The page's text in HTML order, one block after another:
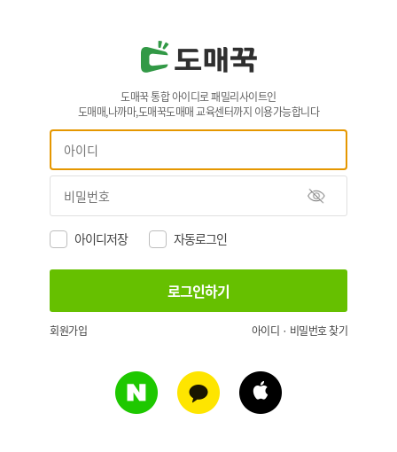
도매꾹 통합 아이디로 패밀리사이트인
도매매,나까마,도매꾹도매매 교육센터까지 이용가능합니다
아이디저장 자동로그인
회원가입 아이디 · 비밀번호 찾기